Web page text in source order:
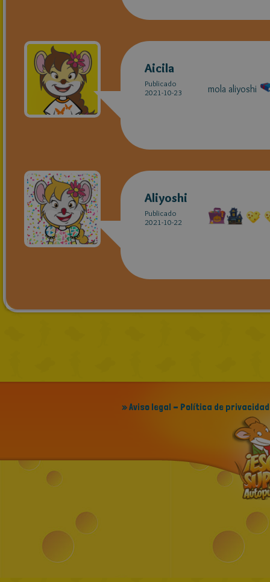
Aicila
Publicado
2021-10-23
mola aliyoshi
Aliyoshi
Publicado
2021-10-22
» Aviso legal - Política de privacidad